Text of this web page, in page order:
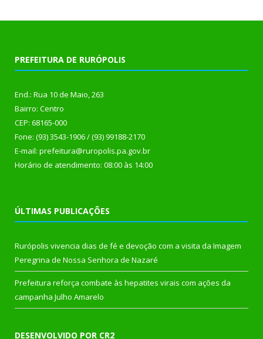
PREFEITURA DE RURÓPOLIS
End.: Rua 10 de Maio, 263
Bairro: Centro
CEP: 68165-000
Fone: (93) 3543-1906 / (93) 99188-2170
E-mail: prefeitura@ruropolis.pa.gov.br
Horário de atendimento: 08:00 às 14:00
ÚLTIMAS PUBLICAÇÕES
Rurópolis vivencia dias de fé e devoção com a visita da Imagem
Peregrina de Nossa Senhora de Nazaré
Prefeitura reforça combate às hepatites virais com ações da
campanha Julho Amarelo
DESENVOLVIDO POR CR2